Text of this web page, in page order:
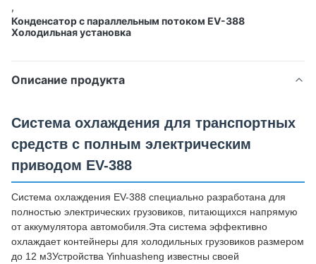
,
Конденсатор с параллельным потоком EV-388
Холодильная установка
Описание продукта
Система охлаждения для транспортных
средств с полным электрическим
приводом EV-388
Система охлаждения EV-388 специально разработана для
полностью электрических грузовиков, питающихся напрямую
от аккумулятора автомобиля.Эта система эффективно
охлаждает контейнеры для холодильных грузовиков размером
до 12 м3Устройства Yinhuasheng известны своей